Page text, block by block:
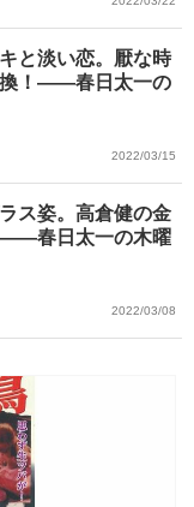
と淡い恋。厭な時
換！――春日太一の
2022/03/15
ス姿。高倉健の金
――春日太一の木曜
2022/03/08